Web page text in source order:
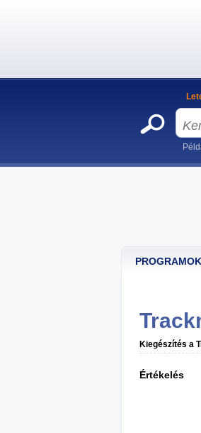
PROGRAMOK
Kiegészítés a
Értékelés